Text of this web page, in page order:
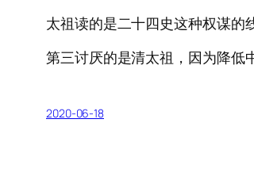
太祖读的是二十四史这种权谋的
第三讨厌的是清太祖，因为降低
2020-06-18